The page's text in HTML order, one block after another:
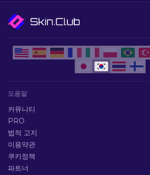
도움말
커뮤니티
PRO
법적 고지
이용약관
쿠키정책
파트너